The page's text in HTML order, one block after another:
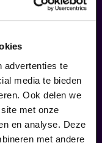
advertenties te
media te bieden
Ook delen we
met onze
en analyse. Deze
met andere